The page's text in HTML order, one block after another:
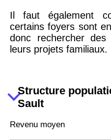
Il faut également
certains foyers sont
donc rechercher
leurs projets familiaux.
Structure
Sault
Revenu moyen